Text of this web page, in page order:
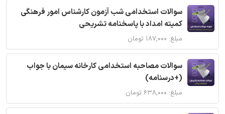
سوالات استخدامی شب آزمون کارشناس امور فرهنگی
کمیته امداد با پاسخنامه تشریحی
مبلغ: ۱۸۷,۰۰۰ تومان
سوالات مصاحبه استخدامی کارخانه سیمان با جواب
(+درسنامه)
مبلغ: ۶۳۸,۰۰۰ تومان